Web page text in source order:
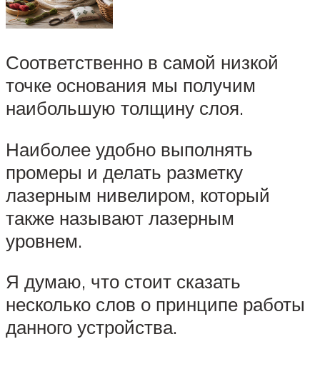
Соответственно в самой низкой
точке основания мы получим
наибольшую толщину слоя.
Наиболее удобно выполнять
промеры и делать разметку
лазерным нивелиром, который
также называют лазерным
уровнем.
Я думаю, что стоит сказать
несколько слов о принципе работы
данного устройства.